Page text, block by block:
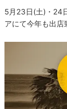
5月23日(土)・24
アにて今年も出店